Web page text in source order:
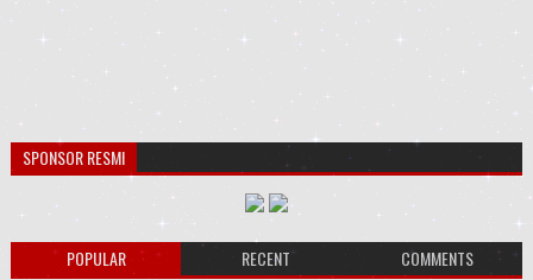
SPONSOR RESMI
POPULAR RECENT COMMENTS